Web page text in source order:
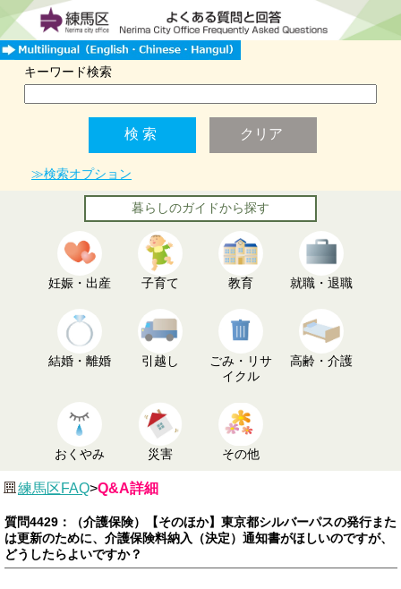
キーワード検索
≫検索オプション
暮らしのガイドから探す
妊娠・出産 子育て 教育 就職・退職
結婚・離婚 引越し
ごみ・リサ
イクル
高齢・介護
おくやみ 災害 その他
練馬区FAQ>Q&A詳細
質問4429：（介護保険）【そのほか】東京都シルバーパスの発行また
は更新のために、介護保険料納入（決定）通知書がほしいのですが、
どうしたらよいですか？